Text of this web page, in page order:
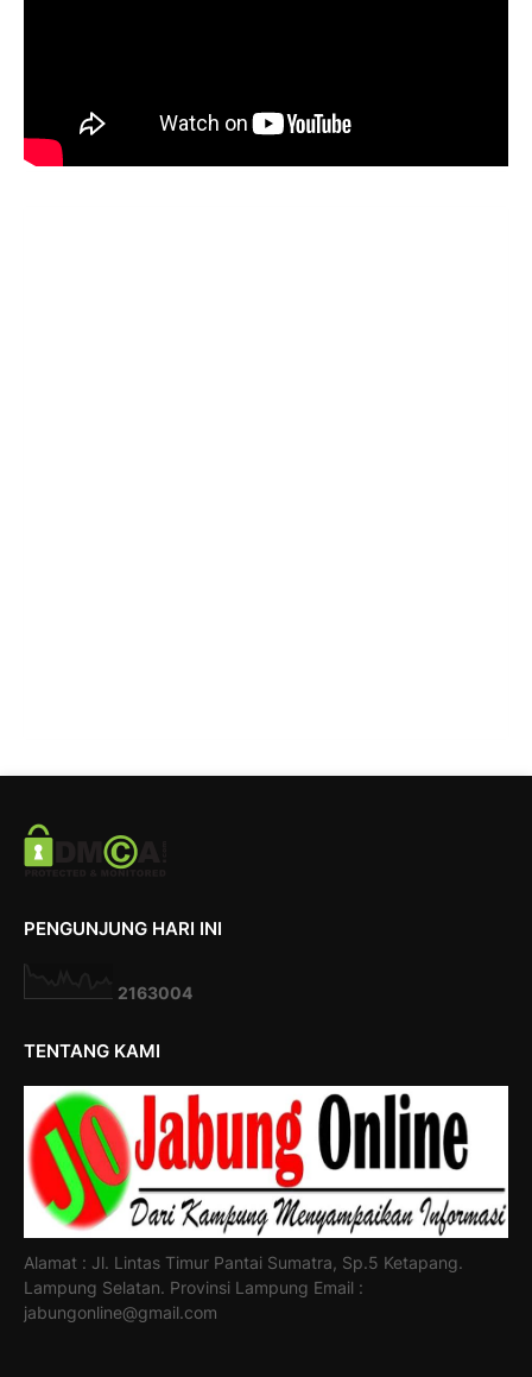
PENGUNJUNG HARI INI
2163004
TENTANG KAMI
Alamat : Jl. Lintas Timur Pantai Sumatra, Sp.5 Ketapang.
Lampung Selatan. Provinsi Lampung Email :
jabungonline@gmail.com